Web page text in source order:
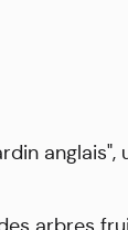
anglais",